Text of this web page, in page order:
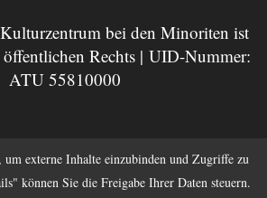
bei den Minoriten ist
Rechts | UID-Nummer:
ATU 55810000
Datenschutz
externe Inhalte einzubinden und Zugriffe zu
können Sie die Freigabe Ihrer Daten steuern.